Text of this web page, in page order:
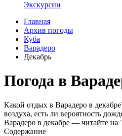
Экскурсии
Главная
Архив погоды
Куба
Варадеро
Декабрь
Погода в
Какой отдых в Варадеро в
воздуха, есть ли вероятность
Варадеро в декабре — читайте на
Содержание